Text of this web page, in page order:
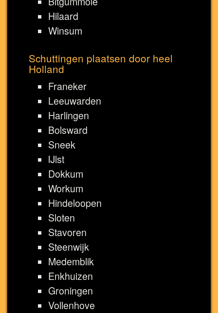
Hilaard
Winsum
Schuttingen plaatsen door heel
Holland
Franeker
Leeuwarden
Harlingen
Bolsward
Sneek
IJlst
Dokkum
Workum
Hindeloopen
Sloten
Stavoren
Steenwijk
Medemblik
Enkhuizen
Groningen
Vollenhove